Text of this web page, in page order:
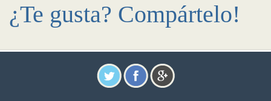
¿Te gusta? Compártelo!